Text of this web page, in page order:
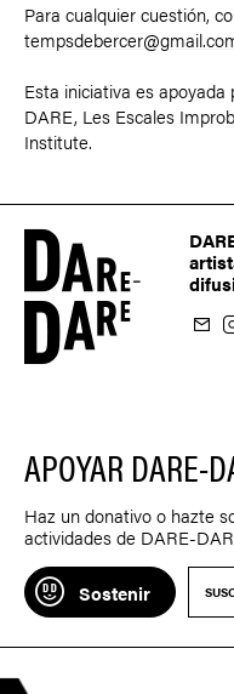
Para cualquier cuestión,
Esta iniciativa es
DARE, Les Escales
Institute.
sur Instagram
sur Facebook
nous sur Vimeo
APOYAR DARE-
Haz un donativo o hazte
actividades de DARE-
Sostenir